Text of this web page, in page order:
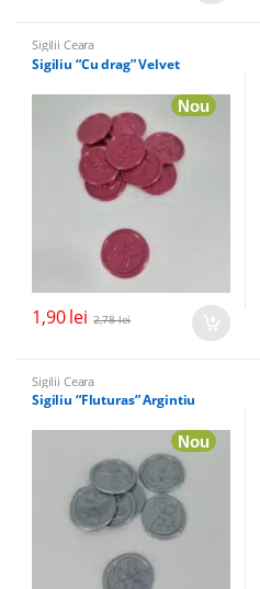
Sigilii Ceara
Sigiliu “Cu drag” Velvet
Nou
1,90lei 2,78lei
Sigilii Ceara
Sigiliu “Fluturas” Argintiu
Nou